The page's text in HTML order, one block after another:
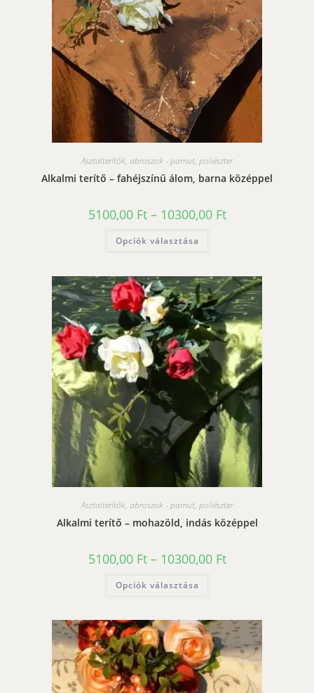
Asztalterítők, abroszok - pamut, poliészter
Alkalmi terítő – fahéjszínű álom, barna középpel
5100,00 Ft – 10300,00 FtÁrtartomány:
5100,00 Ft
Opciók választása
van.
A
változatok
a
termékoldalon
választhatók
ki
Asztalterítők, abroszok - pamut, poliészter
Alkalmi terítő – mohazöld, indás középpel
5100,00 Ft – 10300,00 FtÁrtartomány:
5100,00 Ft
Opciók választása
van.
A
változatok
a
termékoldalon
választhatók
ki